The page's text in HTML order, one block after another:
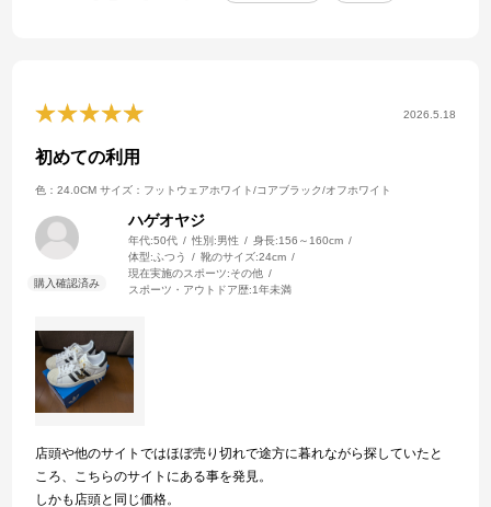
2026.5.18
初めての利用
色：24.0CM サイズ：フットウェアホワイト/コアブラック/オフホワイト
ハゲオヤジ
年代:50代 性別:男性 身長:156～160cm
体型:ふつう 靴のサイズ:24cm
現在実施のスポーツ:その他
スポーツ・アウトドア歴:1年未満
店頭や他のサイトではほぼ売り切れで途方に暮れながら探していたと
ころ、こちらのサイトにある事を発見。
しかも店頭と同じ価格。